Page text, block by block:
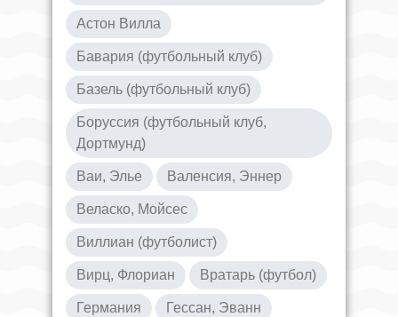
Астон Вилла
Бавария (футбольный клуб)
Базель (футбольный клуб)
Боруссия (футбольный клуб,
Дортмунд)
Ваи, Элье Валенсия, Эннер
Веласко, Мойсес
Виллиан (футболист)
Вирц, Флориан Вратарь (футбол)
Германия Гессан, Эванн